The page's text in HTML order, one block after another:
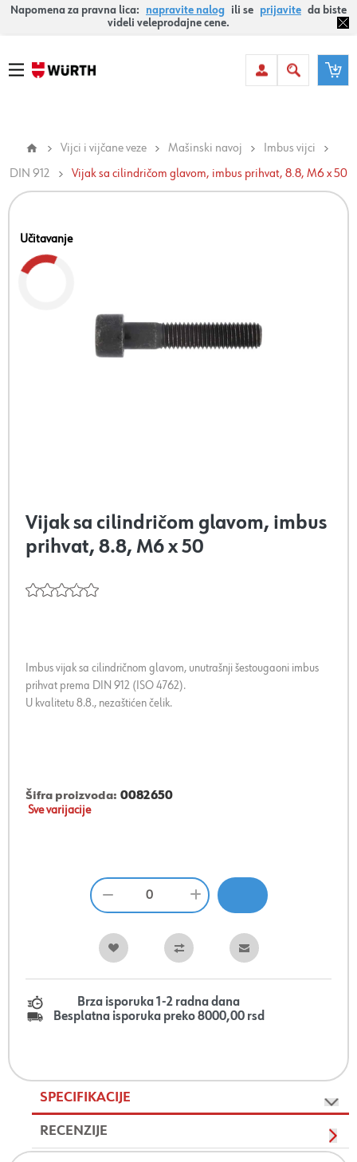
Napomena za pravna lica: napravite nalog ili se prijavite da biste
videli veleprodajne cene.
Vijci i vijčane veze Mašinski navoj
Imbus vijci
DIN 912
Vijak sa cilindričom glavom, imbus prihvat, 8.8, M6 x 50
Učitavanje
Vijak sa cilindričom glavom, imbus
prihvat, 8.8, M6 x 50
Imbus vijak sa cilindričnom glavom, unutrašnji šestougaoni imbus
prihvat prema DIN 912 (ISO 4762).
U kvalitetu 8.8., nezaštićen čelik.
Šifra proizvoda: 0082650
Sve varijacije
Brza isporuka 1-2 radna dana
Besplatna isporuka preko 8000,00 rsd
SPECIFIKACIJE
RECENZIJE